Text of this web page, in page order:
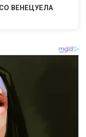
ВЕНЕЦУЕЛА